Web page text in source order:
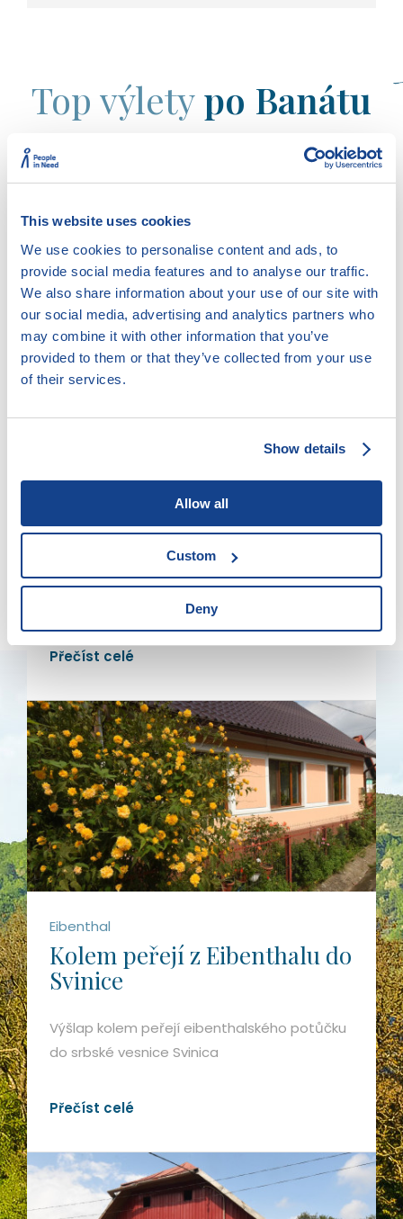
This website uses cookies
We use cookies to personalise content and ads, to
provide social media features and to analyse our traffic.
We also share information about your use of our site with
our social media, advertising and analytics partners who
may combine it with other information that you’ve
provided to them or that they’ve collected from your use
of their services.
Show details
Allow all
Custom
Deny
Top výletypo Banátu
V okolí českých vesnic si užijete parádní pěší i cyklo
výlety. Vesnice jsou propojeny značenými trasami,
vám přinášíme výběr těch nej.
Eibenthal
K vodopádu Vânturătoarea
Po strmé cestě ke stometrovému vodopádu
Přečíst celé
Eibenthal
Kolem peřejí z Eibenthalu do
Svinice
Výšlap kolem peřejí eibenthalského potůčku
do srbské vesnice Svinica
Přečíst celé